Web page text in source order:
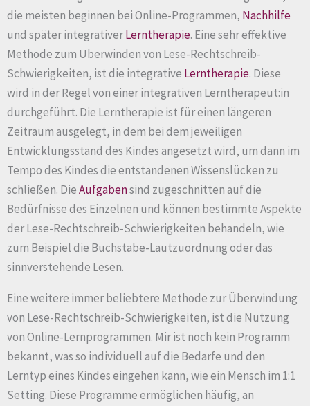
die meisten beginnen bei Online-Programmen, Nachhilfe
und später integrativerLerntherapie. Eine sehr effektive
Methode zum Überwinden von Lese-Rechtschreib-
Schwierigkeiten, ist die integrative Lerntherapie. Diese
wird in der Regel von einer integrativen Lerntherapeut:in
durchgeführt. Die Lerntherapie ist für einen längeren
Zeitraum ausgelegt, in dem bei dem jeweiligen
Entwicklungsstand des Kindes angesetzt wird, um dann im
Tempo des Kindes die entstandenen Wissenslücken zu
schließen. DieAufgabensind zugeschnitten auf die
Bedürfnisse des Einzelnen und können bestimmte Aspekte
der Lese-Rechtschreib-Schwierigkeiten behandeln, wie
zum Beispiel die Buchstabe-Lautzuordnung oder das
sinnverstehende Lesen.
Eine weitere immer beliebtere Methode zur Überwindung
von Lese-Rechtschreib-Schwierigkeiten, ist die Nutzung
von Online-Lernprogrammen. Mir ist noch kein Programm
bekannt, was so individuell auf die Bedarfe und den
Lerntyp eines Kindes eingehen kann, wie ein Mensch im 1:1
Setting. Diese Programme ermöglichen häufig, an